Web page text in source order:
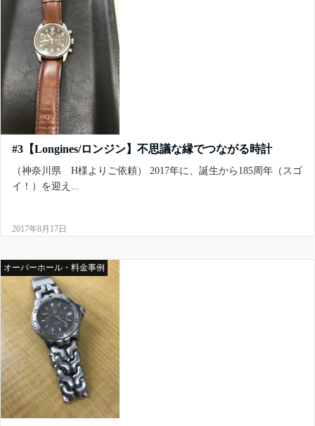
#3【Longines/ロンジン】不思議な縁でつながる時計
（神奈川県 H様よりご依頼） 2017年に、誕生から185周年（スゴ
イ！）を迎え...
2017年8月17日
オーバーホール・料金事例